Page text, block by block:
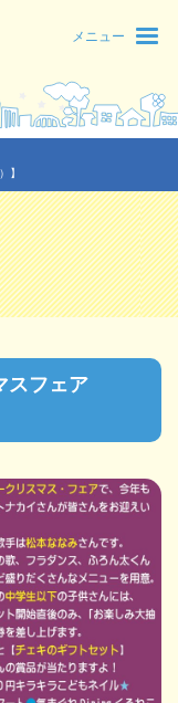
メニュー
】
スフェア